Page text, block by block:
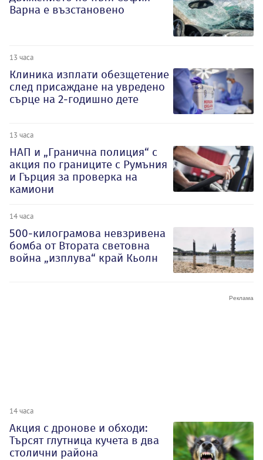
Варна е възстановено
13 часа
Клиника изплати обезщетение
след присаждане на увредено
сърце на 2-годишно дете
13 часа
НАП и „Гранична полиция“ с
акция по границите с Румъния
и Гърция за проверка на
камиони
14 часа
500-килограмова невзривена
бомба от Втората световна
война „изплува“ край Кьолн
14 часа
Акция с дронове и обходи:
Търсят глутница кучета в два
столични района